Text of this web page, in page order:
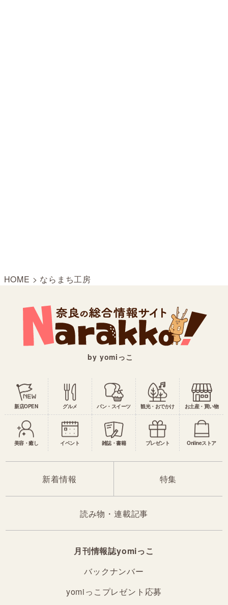
HOME > ならまち工房
by yomiっこ
新店OPEN グルメ パン・スイーツ 観光・おでかけ お土産・買い物
美容・癒し イベント 雑誌・書籍 プレゼント Onlineストア
新着情報 特集
読み物・連載記事
月刊情報誌yomiっこ
バックナンバー
yomiっこプレゼント応募